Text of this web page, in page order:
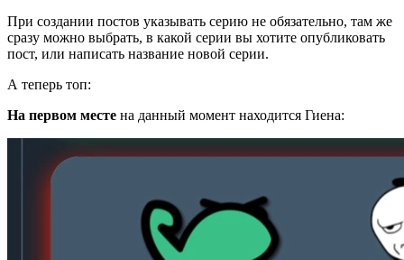
При создании постов указывать серию не обязательно, там же
сразу можно выбрать, в какой серии вы хотите опубликовать
пост, или написать название новой серии.
А теперь топ:
На первом месте на данный момент находится Гиена: